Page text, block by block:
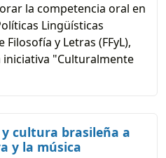
la competencia oral en
Lingüísticas
Filosofía y Letras (FFyL),
iniciativa "Culturalmente
y cultura brasileña a
y la música